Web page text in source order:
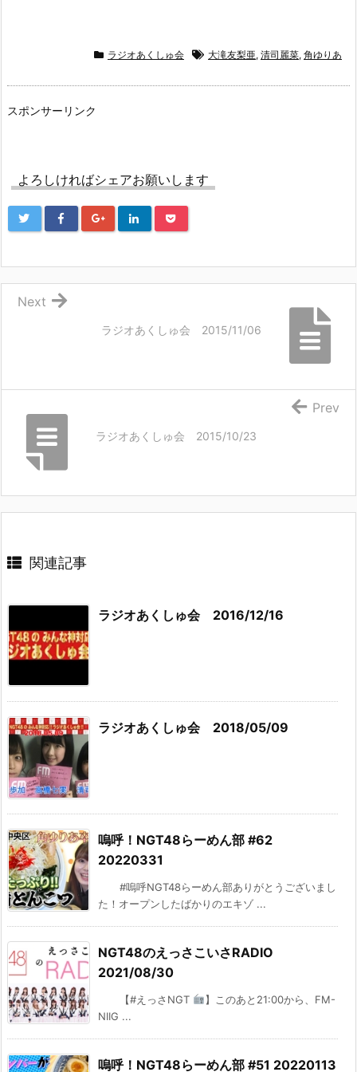
ラジオあくしゅ会 大滝友梨亜, 清司麗菜, 角ゆりあ
スポンサーリンク
よろしければシェアお願いします
ラジオあくしゅ会 2015/11/06
Next
ラジオあくしゅ会 2015/10/23
Prev
関連記事
ラジオあくしゅ会 2016/12/16
ラジオあくしゅ会 2018/05/09
嗚呼！NGT48らーめん部 #62
20220331
#嗚呼NGT48らーめん部ありがとうございまし
た！オープンしたばかりのエキゾ ...
NGT48のえっさこいさRADIO
2021/08/30
【#えっさNGT
】このあと21:00から、FM-
NIIG ...
嗚呼！NGT48らーめん部 #51 20220113